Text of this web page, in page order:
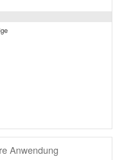
Anwendung